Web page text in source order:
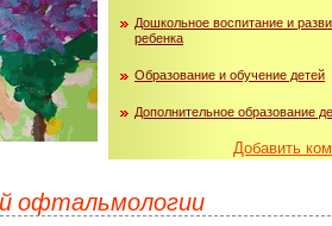
Дошкольное воспитание и
ребенка
Образование и обучение детей
Дополнительное образование
Добавить
офтальмологии